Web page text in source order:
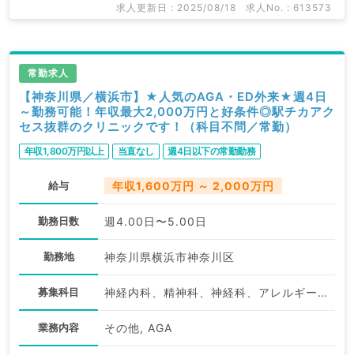
求人更新日 : 2025/08/18 求人No. : 613573
常勤求人
【神奈川県／横浜市】★人気のAGA・ED外来★週4日
～勤務可能！年収最大2,000万円と好条件◎駅チカアク
セス抜群のクリニックです！（科目不問／常勤）
年収1,800万円以上 当直なし 週4日以下の常勤勤務
給与 年収1,600万円 ～ 2,000万円
勤務日数 週4.00日〜5.00日
勤務地 神奈川県横浜市神奈川区
募集科目 神経内科、精神科、神経科、アレルギー科、リウマチ科、小児科、整形外科、形成外科、美容外科、脳神経外科、呼吸器外科、心臓血管外科、小児外科、皮膚科、泌尿器科、産婦人科、産科、婦人科、眼科、耳鼻咽喉科、気管食道科、放射線科、リハビリテーション科、麻酔科、ペインクリニック、人工透析科、緩和ケア科、一般内科、循環器内科、呼吸器内科、消化器内科、内分泌・代謝内科、腎臓内科、血液内科、外科系全般、一般外科、消化器外科、乳腺外科、総合診療科、美容皮膚科、健診・人間ドック、救急科・ＩＣＵ、病理科、基礎医学系、膠原病科、スポーツ整形外科、大腸・肛門外科、産業医、脊髄・脊椎外科
業務内容 その他, AGA